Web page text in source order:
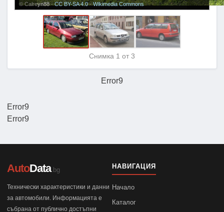
Error9
© Calreyn88 ·CC BY-SA 4.0·Wikimedia Commons
Снимка 1 от 3
Error9
Error9
AutoData.bg
Технически характеристики и данни
за автомобили. Информацията е
събрана от публично достъпни
НАВИГАЦИЯ
Начало
Каталог